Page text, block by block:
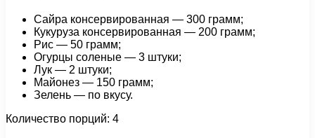
Сайра консервированная — 300 грамм;
Кукуруза консервированная — 200 грамм;
Рис — 50 грамм;
Огурцы соленые — 3 штуки;
Лук — 2 штуки;
Майонез — 150 грамм;
Зелень — по вкусу.
Количество порций: 4